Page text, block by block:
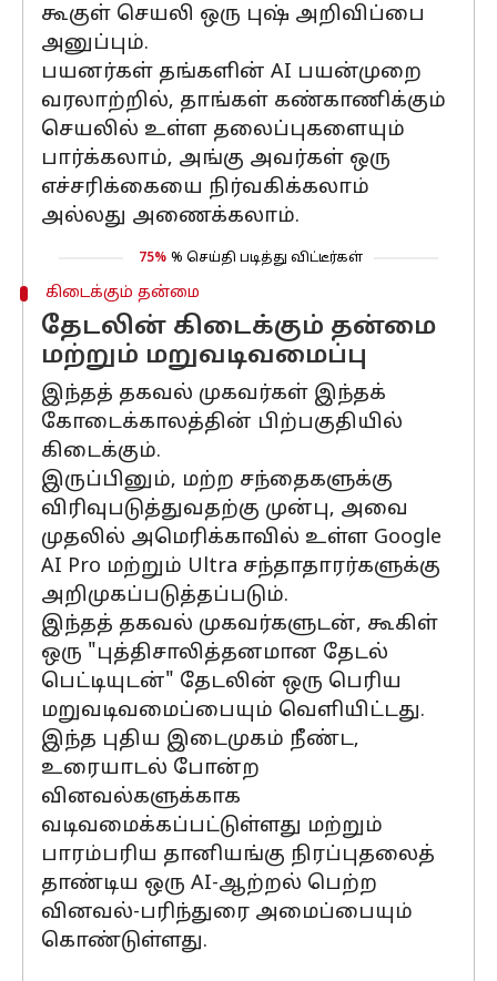
கூகுள் செயலி ஒரு புஷ் அறிவிப்பை
அனுப்பும்.
பயனர்கள் தங்களின் AI பயன்முறை
வரலாற்றில், தாங்கள் கண்காணிக்கும்
செயலில் உள்ள தலைப்புகளையும்
பார்க்கலாம், அங்கு அவர்கள் ஒரு
எச்சரிக்கையை நிர்வகிக்கலாம்
அல்லது அணைக்கலாம்.
75% % செய்தி படித்து விட்டீர்கள்
கிடைக்கும் தன்மை
தேடலின் கிடைக்கும் தன்மை
மற்றும் மறுவடிவமைப்பு
இந்தத் தகவல் முகவர்கள் இந்தக்
கோடைக்காலத்தின் பிற்பகுதியில்
கிடைக்கும்.
இருப்பினும், மற்ற சந்தைகளுக்கு
விரிவுபடுத்துவதற்கு முன்பு, அவை
முதலில் அமெரிக்காவில் உள்ள Google
AI Pro மற்றும் Ultra சந்தாதாரர்களுக்கு
அறிமுகப்படுத்தப்படும்.
இந்தத் தகவல் முகவர்களுடன், கூகிள்
ஒரு "புத்திசாலித்தனமான தேடல்
பெட்டியுடன்" தேடலின் ஒரு பெரிய
மறுவடிவமைப்பையும் வெளியிட்டது.
இந்த புதிய இடைமுகம் நீண்ட,
உரையாடல் போன்ற
வினவல்களுக்காக
வடிவமைக்கப்பட்டுள்ளது மற்றும்
பாரம்பரிய தானியங்கு நிரப்புதலைத்
தாண்டிய ஒரு AI-ஆற்றல் பெற்ற
வினவல்-பரிந்துரை அமைப்பையும்
கொண்டுள்ளது.